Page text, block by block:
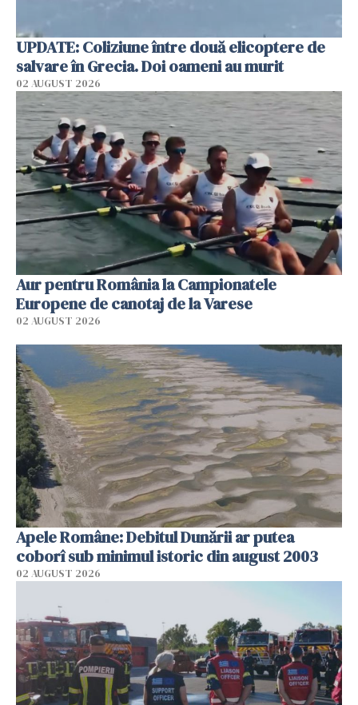
UPDATE: Coliziune între două elicoptere de
salvare în Grecia. Doi oameni au murit
02 AUGUST 2026
Aur pentru România la Campionatele
Europene de canotaj de la Varese
02 AUGUST 2026
Apele Române: Debitul Dunării ar putea
coborî sub minimul istoric din august 2003
02 AUGUST 2026